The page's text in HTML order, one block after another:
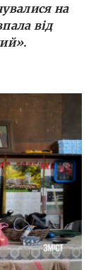
на
від